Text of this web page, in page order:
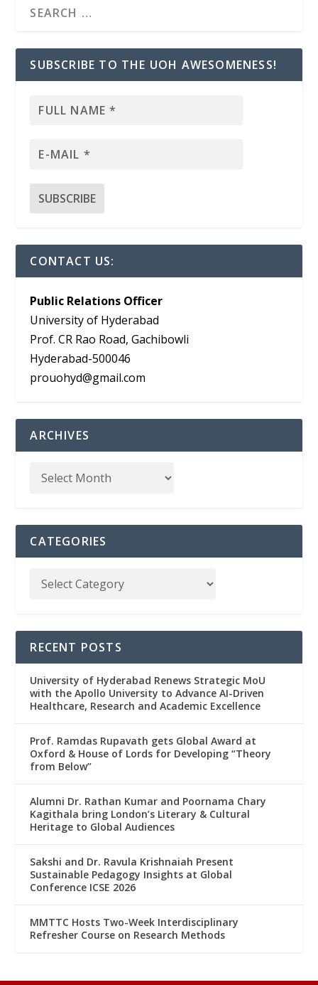
SUBSCRIBE TO THE UOH AWESOMENESS!
CONTACT US:
Public Relations Officer
University of Hyderabad
Prof. CR Rao Road, Gachibowli
Hyderabad-500046
prouohyd@gmail.com
ARCHIVES
CATEGORIES
RECENT POSTS
University of Hyderabad Renews Strategic MoU
with the Apollo University to Advance AI-Driven
Healthcare, Research and Academic Excellence
Prof. Ramdas Rupavath gets Global Award at
Oxford & House of Lords for Developing “Theory
from Below”
Alumni Dr. Rathan Kumar and Poornama Chary
Kagithala bring London’s Literary & Cultural
Heritage to Global Audiences
Sakshi and Dr. Ravula Krishnaiah Present
Sustainable Pedagogy Insights at Global
Conference ICSE 2026
MMTTC Hosts Two-Week Interdisciplinary
Refresher Course on Research Methods